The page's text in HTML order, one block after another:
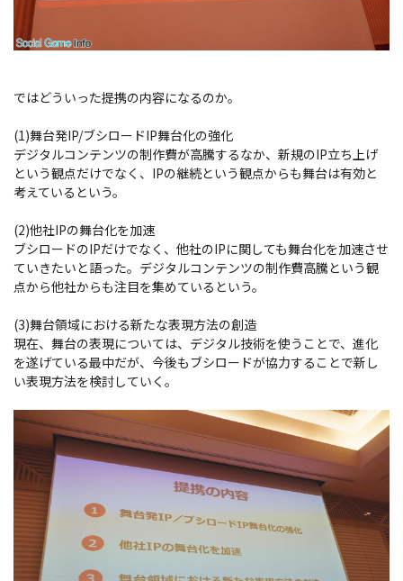
ではどういった提携の内容になるのか。
(1)舞台発IP/ブシロードIP舞台化の強化
デジタルコンテンツの制作費が高騰するなか、新規のIP立ち上げ
という観点だけでなく、IPの継続という観点からも舞台は有効と
考えているという。
(2)他社IPの舞台化を加速
ブシロードのIPだけでなく、他社のIPに関しても舞台化を加速させ
ていきたいと語った。デジタルコンテンツの制作費高騰という観
点から他社からも注目を集めているという。
(3)舞台領域における新たな表現方法の創造
現在、舞台の表現については、デジタル技術を使うことで、進化
を遂げている最中だが、今後もブシロードが協力することで新し
い表現方法を検討していく。